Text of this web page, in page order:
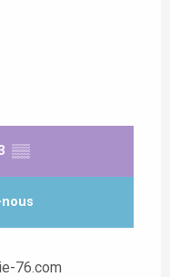
▒▒
76.com